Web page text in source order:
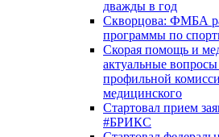
дважды в год
Скворцова: ФМБА
программы по
Скорая помощь и
актуальные
профильной
медицинского
Стартовал прием
#БРИКС